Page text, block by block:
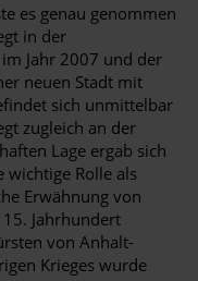
es genau genommen
in der
Jahr 2007 und der
neuen Stadt mit
sich unmittelbar
zugleich an der
Lage ergab sich
wichtige Rolle als
Erwähnung von
Jahrhundert
von Anhalt-
Krieges wurde